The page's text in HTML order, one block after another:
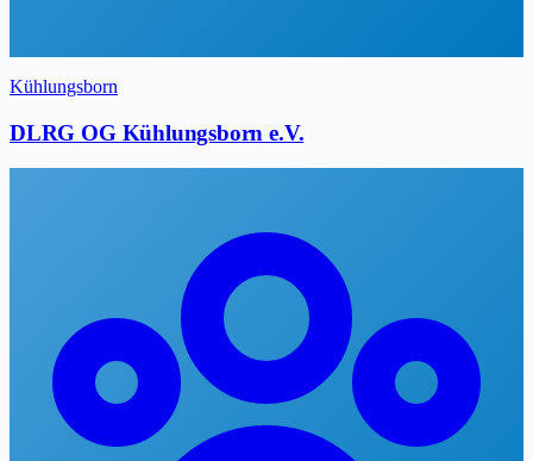
Kühlungsborn
DLRG OG Kühlungsborn e.V.